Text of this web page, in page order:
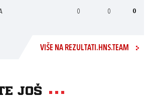
0 0 0
VIŠE NA REZULTATI.HNS.TEAM
još